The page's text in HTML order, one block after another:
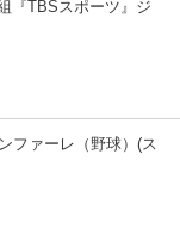
『TBSスポーツ』ジ
ファーレ（野球）(ス